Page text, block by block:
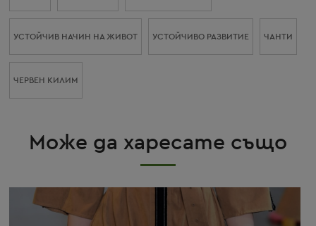
УСТОЙЧИВ НАЧИН НА ЖИВОТ УСТОЙЧИВО РАЗВИТИЕ ЧАНТИ
ЧЕРВЕН КИЛИМ
Може да харесате също